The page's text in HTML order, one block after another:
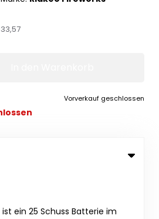
Vorverkauf geschlossen
ein 25 Schuss Batterie im